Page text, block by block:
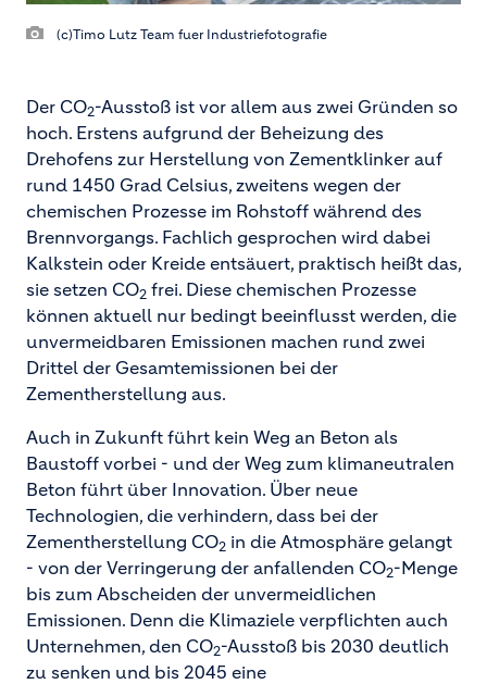
(c)Timo Lutz Team fuer Industriefotografie
Der CO2-Ausstoß ist vor allem aus zwei Gründen so
hoch. Erstens aufgrund der Beheizung des
Drehofens zur Herstellung von Zementklinker auf
rund 1450 Grad Celsius, zweitens wegen der
chemischen Prozesse im Rohstoff während des
Brennvorgangs. Fachlich gesprochen wird dabei
Kalkstein oder Kreide entsäuert, praktisch heißt das,
sie setzen CO2 frei. Diese chemischen Prozesse
können aktuell nur bedingt beeinflusst werden, die
unvermeidbaren Emissionen machen rund zwei
Drittel der Gesamtemissionen bei der
Zementherstellung aus.
Auch in Zukunft führt kein Weg an Beton als
Baustoff vorbei - und der Weg zum klimaneutralen
Beton führt über Innovation. Über neue
Technologien, die verhindern, dass bei der
Zementherstellung CO2 in die Atmosphäre gelangt
- von der Verringerung der anfallenden CO2-Menge
bis zum Abscheiden der unvermeidlichen
Emissionen. Denn die Klimaziele verpflichten auch
Unternehmen, den CO2-Ausstoß bis 2030 deutlich
zu senken und bis 2045 eine